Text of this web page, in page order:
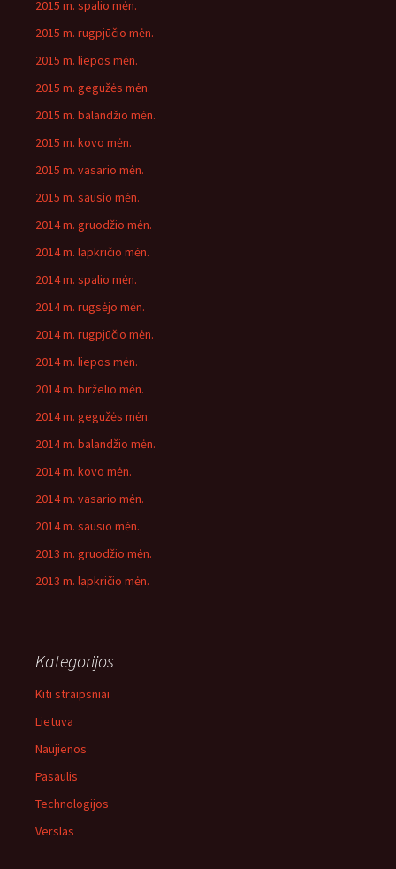
2015 m. spalio mėn.
2015 m. rugpjūčio mėn.
2015 m. liepos mėn.
2015 m. gegužės mėn.
2015 m. balandžio mėn.
2015 m. kovo mėn.
2015 m. vasario mėn.
2015 m. sausio mėn.
2014 m. gruodžio mėn.
2014 m. lapkričio mėn.
2014 m. spalio mėn.
2014 m. rugsėjo mėn.
2014 m. rugpjūčio mėn.
2014 m. liepos mėn.
2014 m. birželio mėn.
2014 m. gegužės mėn.
2014 m. balandžio mėn.
2014 m. kovo mėn.
2014 m. vasario mėn.
2014 m. sausio mėn.
2013 m. gruodžio mėn.
2013 m. lapkričio mėn.
Kategorijos
Kiti straipsniai
Lietuva
Naujienos
Pasaulis
Technologijos
Verslas